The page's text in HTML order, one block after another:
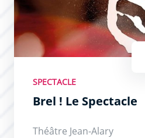
SPECTACLE
Brel ! Le Spectacle
Théâtre Jean-Alary